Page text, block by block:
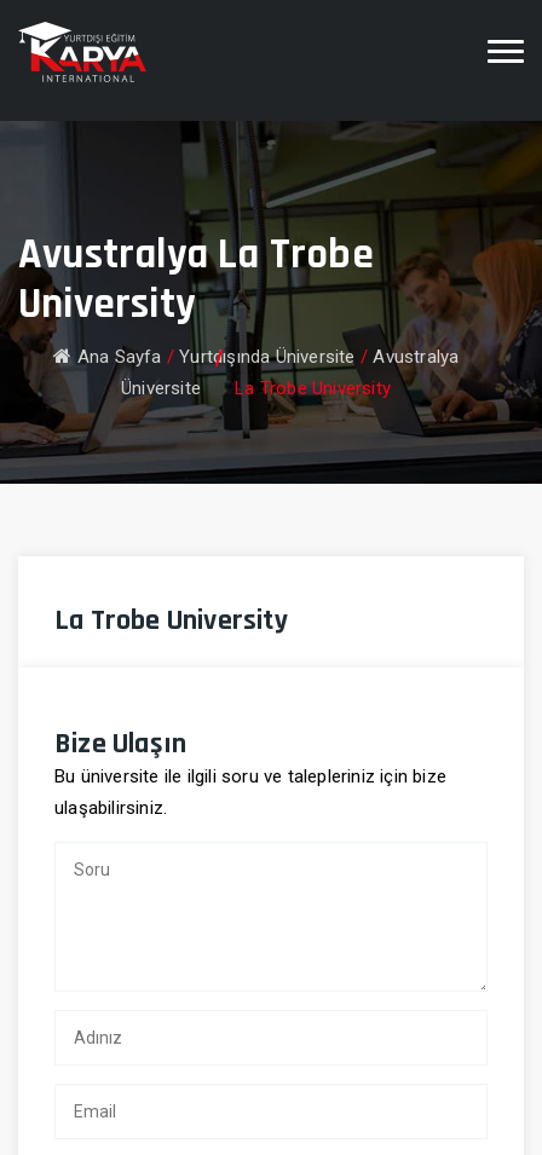
Avustralya La Trobe
University
Ana Sayfa /Yurtdışında Üniversite /Avustralya
Üniversite
La Trobe University
La Trobe University
Bize Ulaşın
Bu üniversite ile ilgili soru ve talepleriniz için bize
ulaşabilirsiniz.